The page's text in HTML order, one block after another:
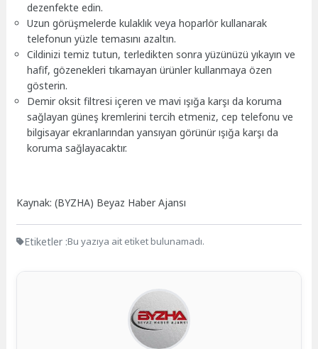
dezenfekte edin.
Uzun görüşmelerde kulaklık veya hoparlör kullanarak
telefonun yüzle temasını azaltın.
Cildinizi temiz tutun, terledikten sonra yüzünüzü yıkayın ve
hafif, gözenekleri tıkamayan ürünler kullanmaya özen
gösterin.
Demir oksit filtresi içeren ve mavi ışığa karşı da koruma
sağlayan güneş kremlerini tercih etmeniz, cep telefonu ve
bilgisayar ekranlarından yansıyan görünür ışığa karşı da
koruma sağlayacaktır.
Kaynak: (BYZHA) Beyaz Haber Ajansı
Etiketler :Bu yazıya ait etiket bulunamadı.